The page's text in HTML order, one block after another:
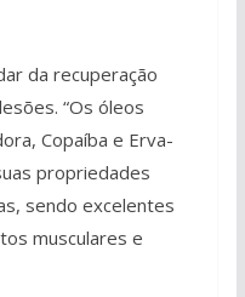
da recuperação
“Os óleos
Copaíba e Erva-
propriedades
sendo excelentes
musculares e